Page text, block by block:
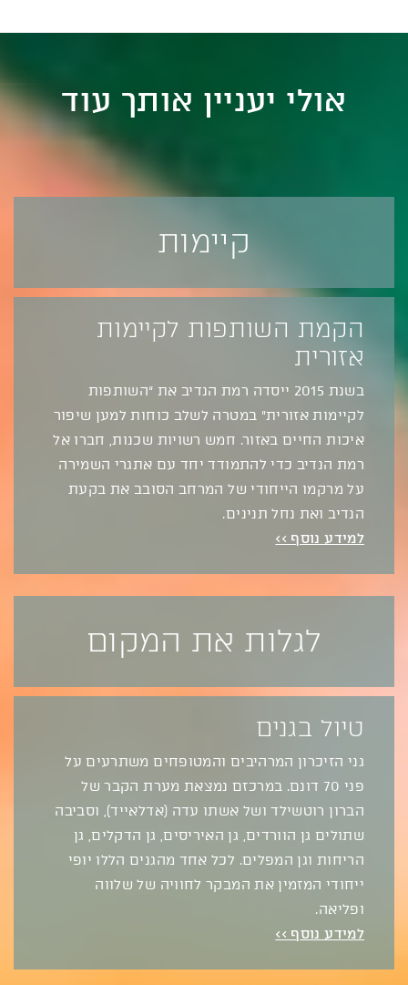
אולי יעניין אותך עוד
קיימות
הקמת השותפות לקיימות
אזורית
בשנת 2015 ייסדה רמת הנדיב את “השותפות
לקיימות אזורית” במטרה לשלב כוחות למען שיפור
איכות החיים באזור. חמש רשויות שכנות, חברו אל
רמת הנדיב כדי להתמודד יחד עם אתגרי השמירה
על מרקמו הייחודי של המרחב הסובב את בקעת
הנדיב ואת נחל תנינים.
למידע נוסף >>
לגלות את המקום
טיול בגנים
גני הזיכרון המרהיבים והמטופחים משתרעים על
פני 70 דונם. במרכזם נמצאת מערת הקבר של
הברון רוטשילד ושל אשתו עדה (אדלאייד), וסביבה
שתולים גן הוורדים, גן האיריסים, גן הדקלים, גן
הריחות וגן המפלים. לכל אחד מהגנים הללו יופי
ייחודי המזמין את המבקר לחוויה של שלווה
ופליאה.
למידע נוסף >>